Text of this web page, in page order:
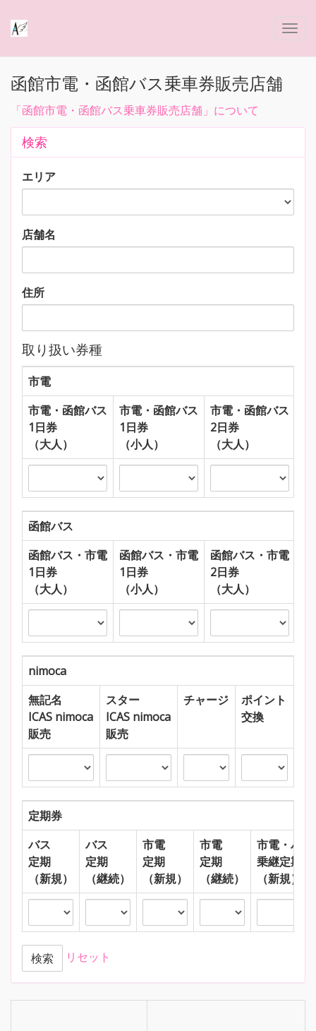
函館市電・函館バス乗車券販売店舗
「函館市電・函館バス乗車券販売店舗」について
検索
エリア
店舗名
住所
取り扱い券種
市電
市電・函館バス
1日券
（大人）
市電・函館バス
1日券
（小人）
市電・函館バス
2日券
（大人）
函館バス
函館バス・市電
1日券
（大人）
函館バス・市電
1日券
（小人）
函館バス・市電
2日券
（大人）
nimoca
無記名
ICAS nimoca
販売
スター
ICAS nimoca
販売
チャージ
ポイント
交換
定期券
バス
定期
（新規）
バス
定期
（継続）
市電
定期
（新規）
市電
定期
（継続）
市電・バス
乗継定期
（新規）
検索 リセット